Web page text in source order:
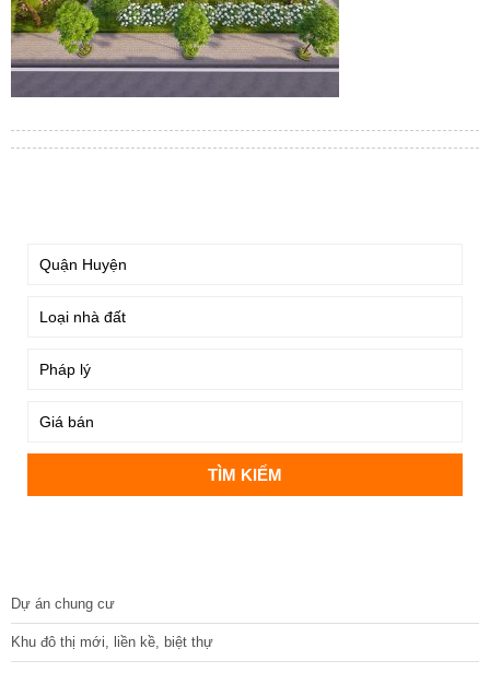
Dự án chung cư
Khu đô thị mới, liền kề, biệt thự